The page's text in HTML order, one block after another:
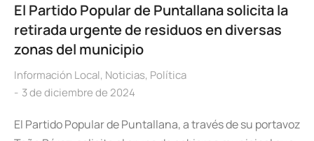
El Partido Popular de Puntallana solicita la
retirada urgente de residuos en diversas
zonas del municipio
Información Local, Noticias, Política
3 de diciembre de 2024
El Partido Popular de Puntallana, a través de su portavoz